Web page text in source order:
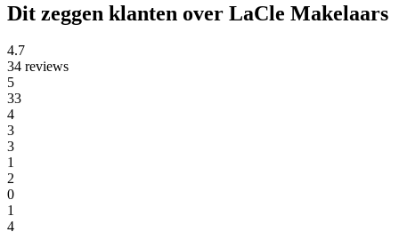
Dit zeggen klanten over LaCle Makelaars
4.7
34 reviews
5
33
4
3
3
1
2
0
1
4